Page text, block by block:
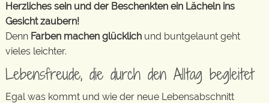
Herzliches sein und der Beschenkten ein Lächeln ins
Gesicht zaubern!
Denn Farben machen glücklich und buntgelaunt geht
vieles leichter.
Lebensfreude, die durch den Alltag begleitet
Egal was kommt und wie der neue Lebensabschnitt